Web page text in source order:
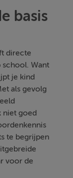
basis
directe
Want
je kind
als gevolg
niet goed
te begrijpen
voor de